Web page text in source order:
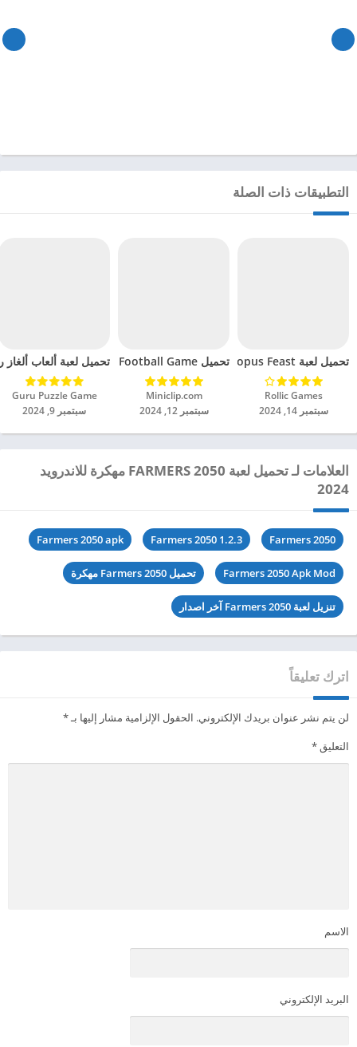
التطبيقات ذات الصلة
تحميل لعبة Octopus Feast مهكرة للاندرويد 2024
Rollic Games‏
سبتمبر 14, 2024
تحميل Soccer Hero PvP Football Game مهكرة للاندرويد 2024
Miniclip.com‏
سبتمبر 12, 2024
تحميل لعبة ألعاب ألغاز
Guru Puzzle Game‏
سبتمبر 9, 2024
العلامات لـ تحميل لعبة FARMERS 2050 مهكرة للاندرويد
2024
Farmers 2050
Farmers 2050 1.2.3
Farmers 2050 apk
Farmers 2050 Apk Mod تحميل Farmers 2050 مهكرة
تنزيل لعبة Farmers 2050 آخر اصدار
اترك تعليقاً
لن يتم نشر عنوان بريدك الإلكتروني. الحقول الإلزامية مشار إليها بـ*
التعليق*
الاسم
البريد الإلكتروني